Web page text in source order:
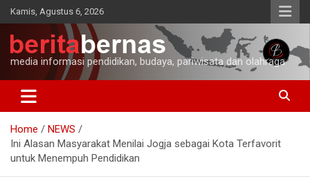
Skip
to
content
Kamis, Agustus 6, 2026
media informasi pendidikan, budaya, pariwisata dan olahraga
Home
NEWS
Ini Alasan Masyarakat Menilai Jogja sebagai Kota Terfavorit
untuk Menempuh Pendidikan